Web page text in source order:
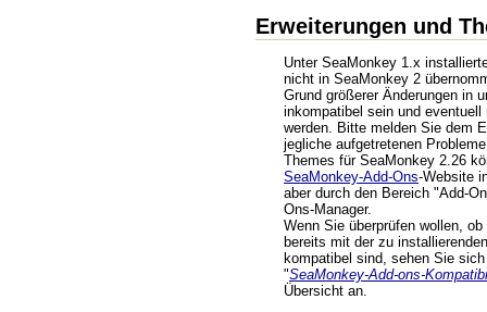
Erweiterungen und
Unter SeaMonkey 1.x
nicht in SeaMonkey 2
Grund größerer Änderungen in
inkompatibel sein und
werden. Bitte melden Sie dem
jegliche aufgetretenen
Themes für SeaMonkey 2.26
SeaMonkey-Add-Ons-Website
aber durch den Bereich "Add-
Ons-Manager.
Wenn Sie überprüfen wollen,
bereits mit der zu
kompatibel sind, sehen Sie
"SeaMonkey-Add-ons-
Übersicht an.